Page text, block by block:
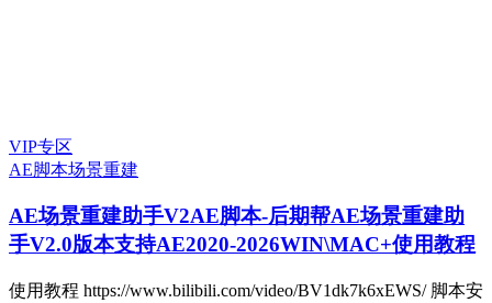
VIP专区
AE脚本场景重建
AE场景重建助手V2AE脚本-后期帮AE场景重建助
手V2.0版本支持AE2020-2026WIN\MAC+使用教程
使用教程 https://www.bilibili.com/video/BV1dk7k6xEWS/ 脚本安